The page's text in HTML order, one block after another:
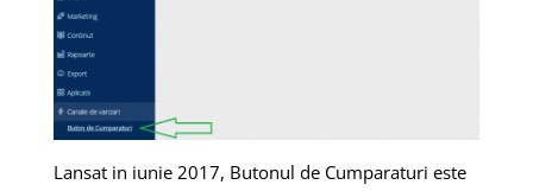
Lansat in iunie 2017, Butonul de Cumparaturi este